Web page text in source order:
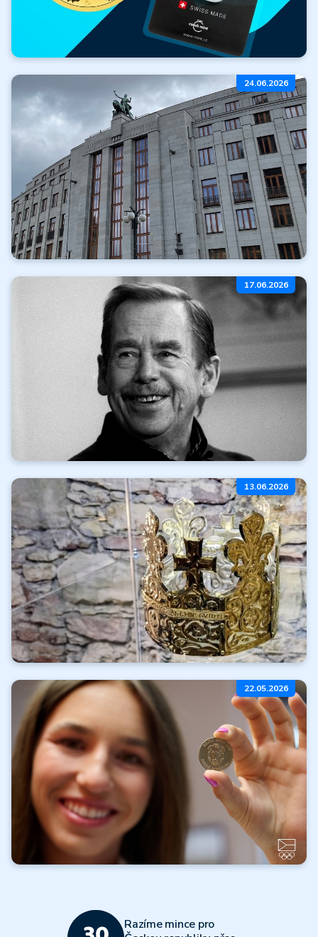
Zlato zdarma
k nákupu
Číst dále
Všechny články
24.06.2026
Zdržení realizace
emisního plánu ČNB
Všechny články
17.06.2026
Míříme na karlovarský
filmový festival
Číst dále
Všechny články
13.06.2026
Koruny moci
a nebes
Číst dále
Všechny články
22.05.2026
víceboj 2026
Číst dále
Razíme mince pro